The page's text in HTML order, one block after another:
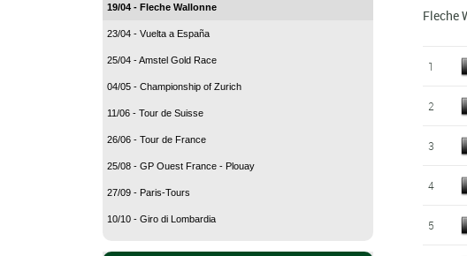
19/04 - Fleche Wallonne
23/04 - Vuelta a España
25/04 - Amstel Gold Race
04/05 - Championship of Zurich
11/06 - Tour de Suisse
26/06 - Tour de France
25/08 - GP Ouest France - Plouay
27/09 - Paris-Tours
10/10 - Giro di Lombardia
Fleche
1
2
3
4
5